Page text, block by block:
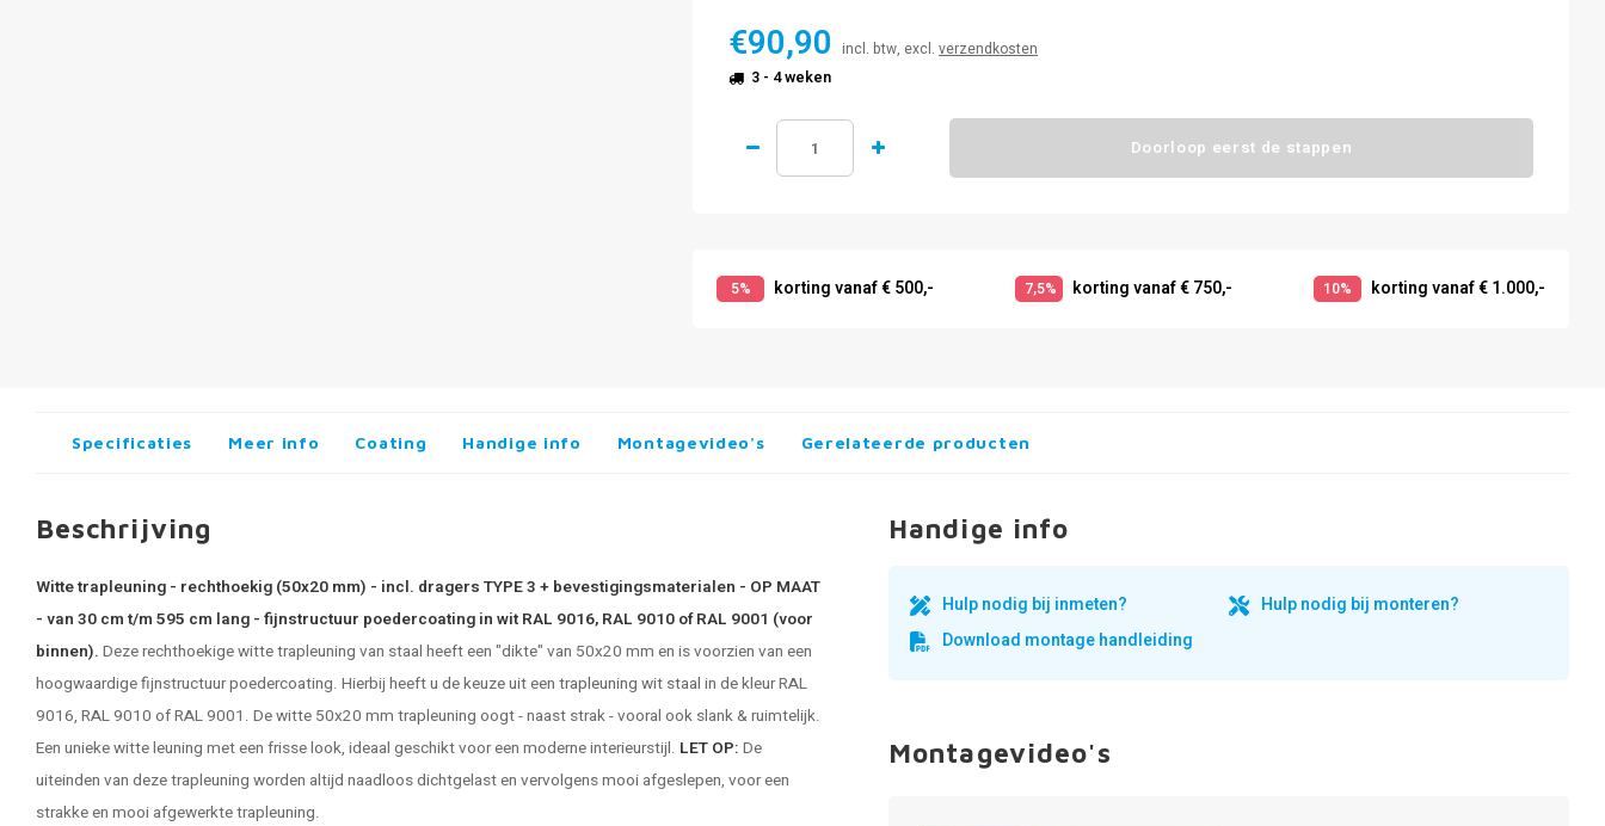
€90,90 incl. btw, excl. verzendkosten
3 - 4 weken
Doorloop eerst de stappen
5% korting vanaf € 500,- 7,5% korting vanaf € 750,- 10% korting vanaf € 1.000,-
Specificaties Meer info Coating Handige info Montagevideo's Gerelateerde producten
Beschrijving
Witte trapleuning - rechthoekig (50x20 mm) - incl. dragers TYPE 3 + bevestigingsmaterialen - OP MAAT
- van 30 cm t/m 595 cm lang - fijnstructuur poedercoating in wit RAL 9016, RAL 9010 of RAL 9001 (voor
binnen). Deze rechthoekige witte trapleuning van staal heeft een "dikte" van 50x20 mm en is voorzien van een
hoogwaardige fijnstructuur poedercoating. Hierbij heeft u de keuze uit een trapleuning wit staal in de kleur RAL
9016, RAL 9010 of RAL 9001. De witte 50x20 mm trapleuning oogt - naast strak - vooral ook slank & ruimtelijk.
Een unieke witte leuning met een frisse look, ideaal geschikt voor een moderne interieurstijl. LET OP: De
uiteinden van deze trapleuning worden altijd naadloos dichtgelast en vervolgens mooi afgeslepen, voor een
strakke en mooi afgewerkte trapleuning.
Handige info
Hulp nodig bij inmeten?
Hulp nodig bij monteren?
Download montage handleiding
Montagevideo's